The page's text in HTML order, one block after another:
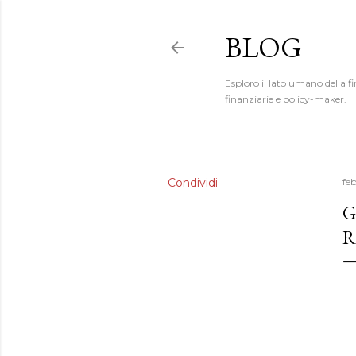
BLOG
Esploro il lato umano della
finanziarie e policy-maker.
Condividi